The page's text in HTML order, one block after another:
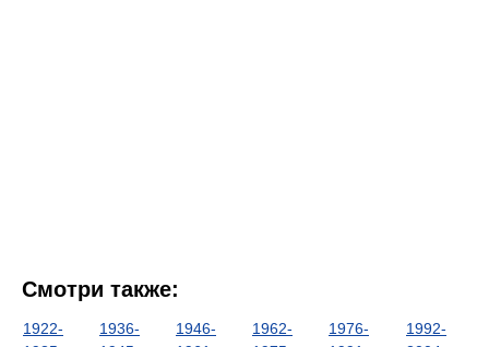
Смотри также:
1922-
1936-
1946-
1962-
1976-
1992-